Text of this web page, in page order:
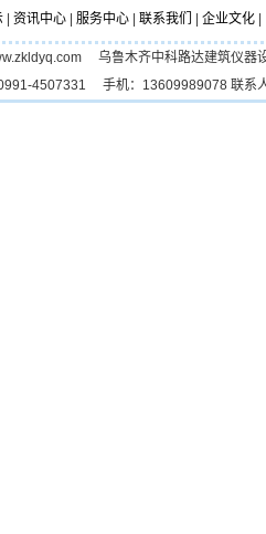
资讯中心 服务中心 联系我们 企业文化
乌鲁木齐中科路达建筑仪器
4507331 手机：13609989078 联系